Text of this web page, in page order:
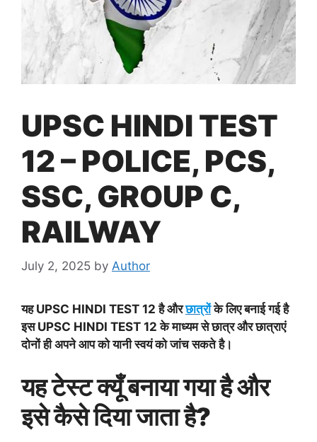
UPSC HINDI TEST
12 – POLICE, PCS,
SSC, GROUP C,
RAILWAY
July 2, 2025 by Author
यहUPSC HINDI TEST 12 है औरछात्रोंके लिए बनाई गई है
इसUPSC HINDI TEST 12 के माध्यम से छात्र और छात्राएं
दोनों ही अपने आप को यानी स्वयं को जांच सकते है।
यह टेस्ट क्यूँ बनाया गया है और
इसे कैसे दिया जाता है?